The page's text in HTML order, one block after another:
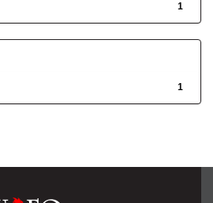
1
1